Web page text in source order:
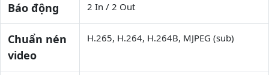
Báo động 2 In / 2 Out
Chuẩn nén
video
H.265, H.264, H.264B, MJPEG (sub)